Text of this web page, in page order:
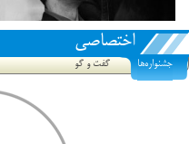
اختصاصی
جشنواره‌ها گفت و گو